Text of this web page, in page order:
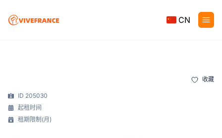
CN
收藏
ID 205030
起租时间
租期限制(月)